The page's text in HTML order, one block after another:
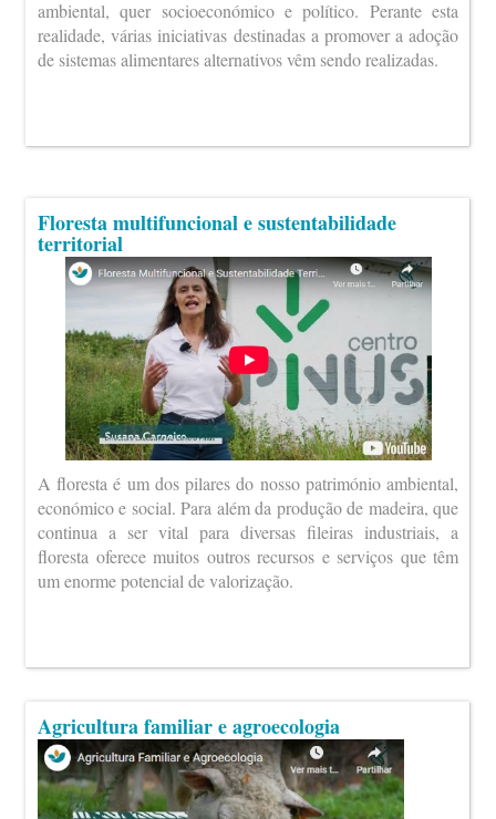
ambiental, quer socioeconómico e político. Perante esta
realidade, várias iniciativas destinadas a promover a adoção
de sistemas alimentares alternativos vêm sendo realizadas.
Floresta multifuncional e sustentabilidade
territorial
A floresta é um dos pilares do nosso património ambiental,
económico e social. Para além da produção de madeira, que
continua a ser vital para diversas fileiras industriais, a
floresta oferece muitos outros recursos e serviços que têm
um enorme potencial de valorização.
Agricultura familiar e agroecologia